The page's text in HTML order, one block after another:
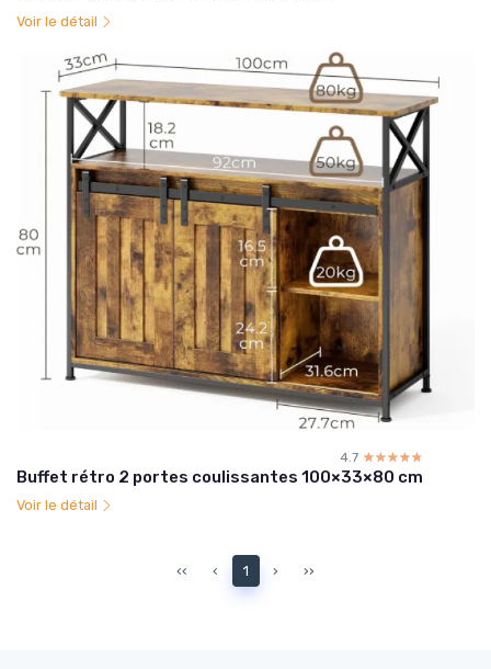
Voir le détail
4.7 ☆☆☆☆☆
★★★★★
Buffet rétro 2 portes coulissantes 100×33×80 cm
Voir le détail
‹‹ ‹ 1 › ››